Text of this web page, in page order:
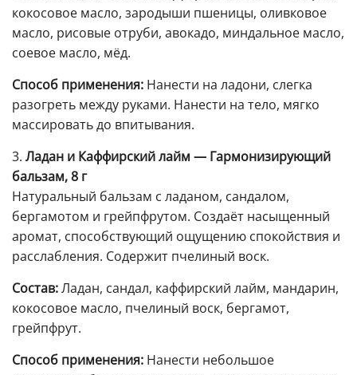
кокосовое масло, зародыши пшеницы, оливковое
масло, рисовые отруби, авокадо, миндальное масло,
соевое масло, мёд.
Способ применения: Нанести на ладони, слегка
разогреть между руками. Нанести на тело, мягко
массировать до впитывания.
3. Ладан и Каффирский лайм — Гармонизирующий
бальзам, 8 г
Натуральный бальзам с ладаном, сандалом,
бергамотом и грейпфрутом. Создаёт насыщенный
аромат, способствующий ощущению спокойствия и
расслабления. Содержит пчелиный воск.
Состав:Ладан, сандал, каффирский лайм, мандарин,
кокосовое масло, пчелиный воск, бергамот,
грейпфрут.
Способ применения: Нанести небольшое